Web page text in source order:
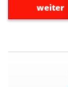
weiter